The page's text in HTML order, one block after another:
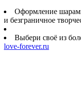
Оформление
и безграничное
Выбери своё из
love-forever.ru